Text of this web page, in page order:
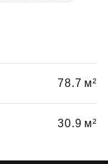
78.7 м²
30.9 м²